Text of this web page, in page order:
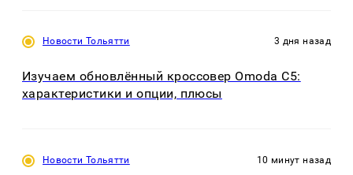
Новости Тольятти 3 дня назад
Изучаем обновлённый кроссовер Omoda C5:
характеристики и опции, плюсы
Новости Тольятти 10 минут назад